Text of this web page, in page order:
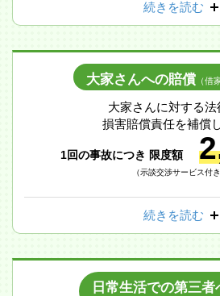
続きを読む
大家さんへの賠償（借
大家さんに対する法
損害賠償責任を補償
1回の事故につき 限度額
（示談交渉サービス付き
続きを読む
日常生活での第三者